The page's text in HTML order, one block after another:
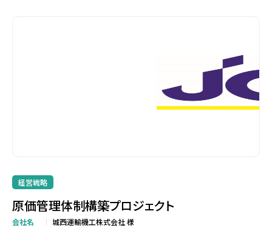
経営戦略
原価管理体制構築プロジェクト
会社名
城西運輸機工株式会社 様